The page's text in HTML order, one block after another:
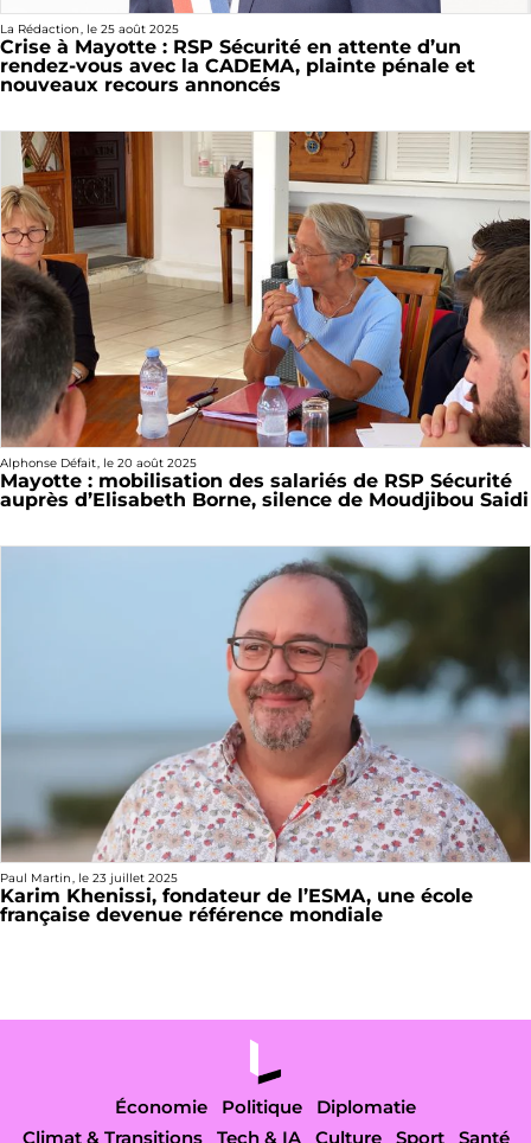
La Rédaction, le 25 août 2025
Crise à Mayotte : RSP Sécurité en attente d’un
rendez-vous avec la CADEMA, plainte pénale et
nouveaux recours annoncés
Alphonse Défait, le 20 août 2025
Mayotte : mobilisation des salariés de RSP Sécurité
auprès d’Elisabeth Borne, silence de Moudjibou Saidi
Paul Martin, le 23 juillet 2025
Karim Khenissi, fondateur de l’ESMA, une école
française devenue référence mondiale
Économie Politique
Diplomatie
Climat & Transitions
Tech & IA Culture Sport Santé